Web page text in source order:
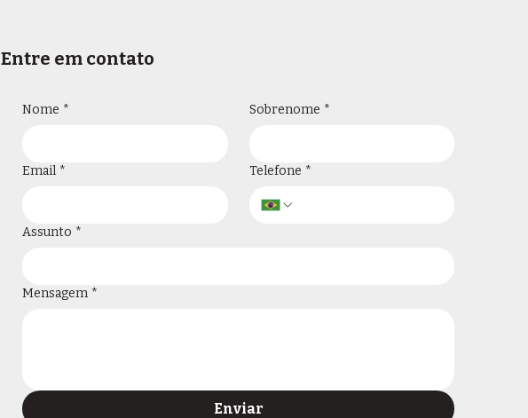
Entre em contato
Nome * Sobrenome *
Email * Telefone *
Assunto *
Mensagem *
Enviar